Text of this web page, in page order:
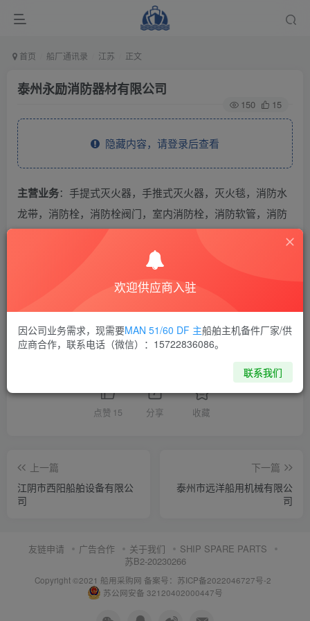
首页 船厂通讯录 江苏 正文
泰州永励消防器材有限公司
150 15
隐藏内容，请登录后查看
主营业务：手提式灭火器，手推式灭火器，灭火毯，消防水
龙带，消防栓，消防栓阀门，室内消防栓，消防软管，消防
点赞 15 分享 收藏
上一篇
江阴市西阳船舶设备有限公
司
下一篇
泰州市远洋船用机械有限公
司
友链申请 广告合作 关于我们
SHIP SPARE PARTS
苏B2-20230266
Copyright ©2021 船用采购网 备案号：苏ICP备2022046727号-2
苏公网安备 32120402000447号
欢迎供应商入驻
因公司业务需求，现需要MAN 51/60 DF 主船舶主机备件厂家/供
应商合作，联系电话（微信）：15722836086。
联系我们